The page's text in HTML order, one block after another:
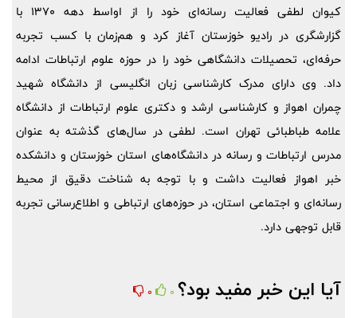
کیوان لطفی فعالیت رسانه‌ای خود را از اواسط دهه 1370 با
گزارشگری در رادیو خوزستان آغاز کرد و هم‌زمان با کسب تجربه
حرفه‌ای، تحصیلات دانشگاهی خود را در حوزه علوم ارتباطات ادامه
داد. وی دارای مدرک کارشناسی زبان انگلیسی از دانشگاه شهید
چمران اهواز و کارشناسی ارشد و دکتری علوم ارتباطات از دانشگاه
علامه طباطبائی تهران است. لطفی در سال‌های گذشته به عنوان
مدرس ارتباطات و رسانه در دانشگاه‌های استان خوزستان و دانشکده
خبر اهواز فعالیت داشت و با توجه به شناخت دقیق از محیط
رسانه‌ای و اجتماعی استان، در حوزه‌های ارتباطی و اطلاع‌رسانی تجربه‌
قابل توجهی دارد.
آیا این خبر مفید بود؟ 0
0